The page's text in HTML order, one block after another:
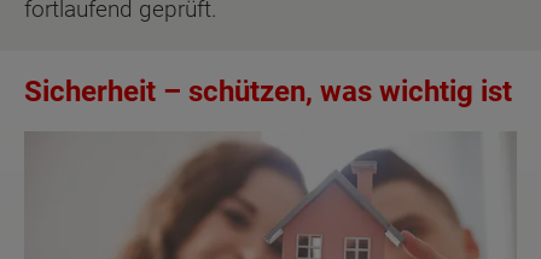
fortlaufend geprüft.
Sicherheit – schützen, was wichtig ist